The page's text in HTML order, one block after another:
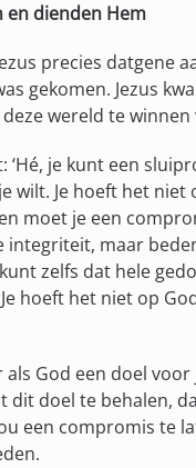
en dienden Hem
precies datgene
gekomen. Jezus
wereld te
‘Hé, je kunt een
wilt. Je hoeft het niet
moet je een
integriteit, maar
zelfs dat hele
hoeft het niet op
als God een doel
dit doel te behalen,
een compromis te